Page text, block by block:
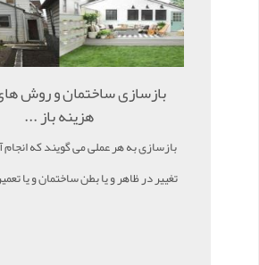
بازسازی ساختمان و روش
هزینه باز ...
بازسازی به هر عملی می گویند که انجام
تغییر در ظاهر و یا بطن ساختمان و یا